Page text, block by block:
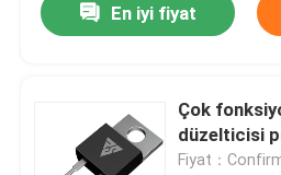
Evde
Hakkımızda
En iyi fiyat
Çok
düzelticisi
Fiyat：